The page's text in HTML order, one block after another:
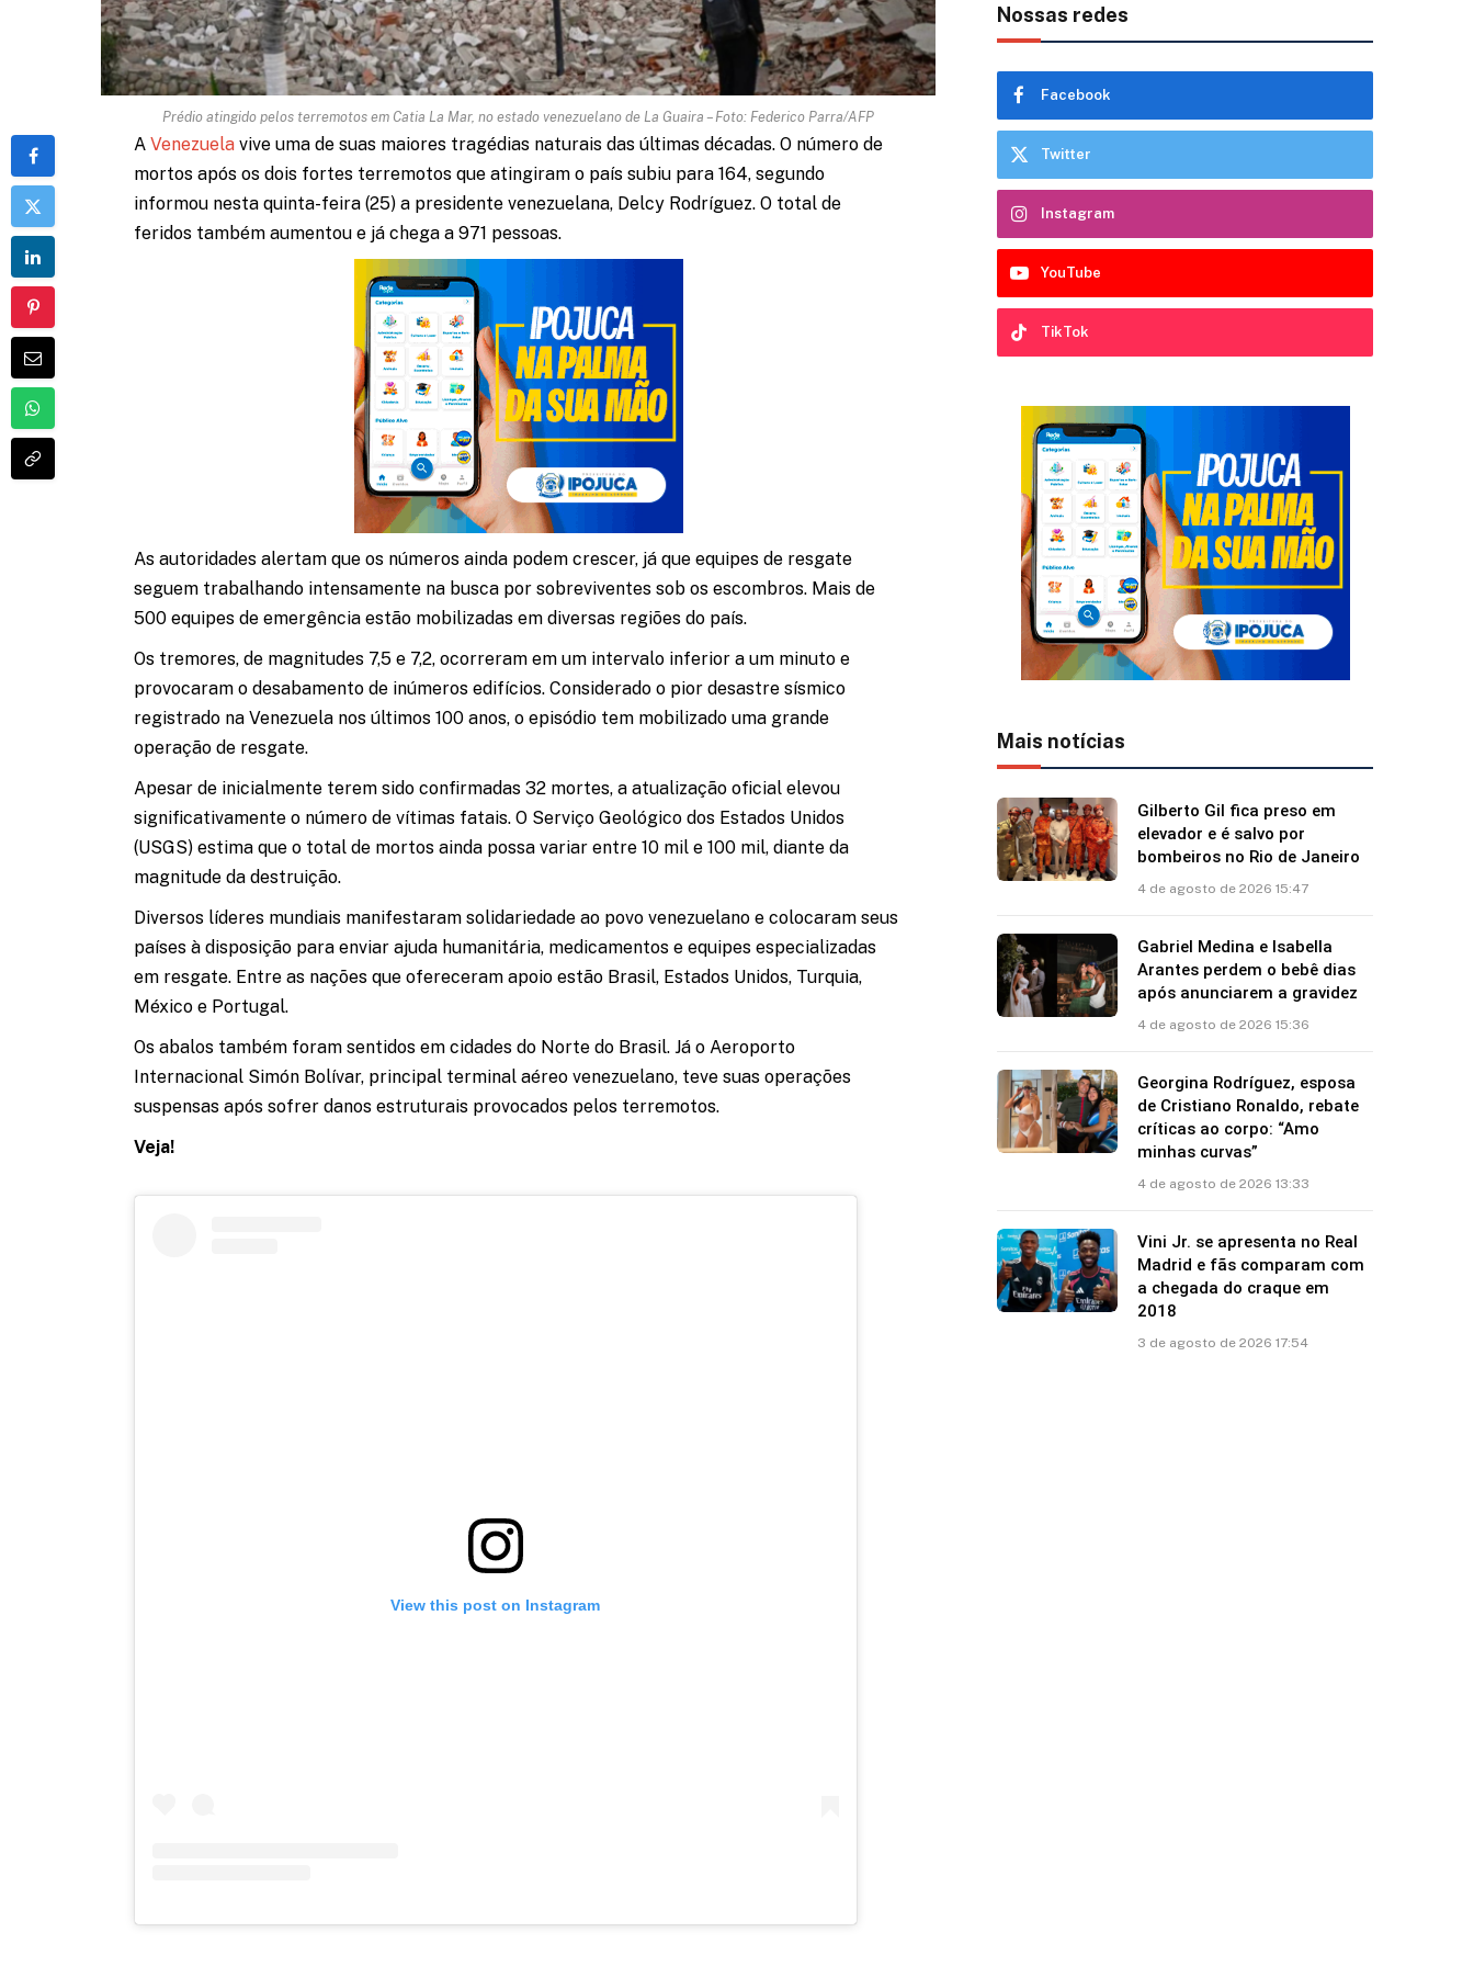
Prédio atingido pelos terremotos em Catia La Mar, no estado venezuelano de La Guaira – Foto: Federico Parra/AFP
A Venezuelavive uma de suas maiores tragédias naturais das últimas décadas. O número de
mortos após os dois fortes terremotos que atingiram o país subiu para 164, segundo
informou nesta quinta-feira (25) a presidente venezuelana, Delcy Rodríguez. O total de
feridos também aumentou e já chega a 971 pessoas.
As autoridades alertam que os números ainda podem crescer, já que equipes de resgate
seguem trabalhando intensamente na busca por sobreviventes sob os escombros. Mais de
500 equipes de emergência estão mobilizadas em diversas regiões do país.
Os tremores, de magnitudes 7,5 e 7,2, ocorreram em um intervalo inferior a um minuto e
provocaram o desabamento de inúmeros edifícios. Considerado o pior desastre sísmico
registrado na Venezuela nos últimos 100 anos, o episódio tem mobilizado uma grande
operação de resgate.
Apesar de inicialmente terem sido confirmadas 32 mortes, a atualização oficial elevou
significativamente o número de vítimas fatais. O Serviço Geológico dos Estados Unidos
(USGS) estima que o total de mortos ainda possa variar entre 10 mil e 100 mil, diante da
magnitude da destruição.
Diversos líderes mundiais manifestaram solidariedade ao povo venezuelano e colocaram seus
países à disposição para enviar ajuda humanitária, medicamentos e equipes especializadas
em resgate. Entre as nações que ofereceram apoio estão Brasil, Estados Unidos, Turquia,
México e Portugal.
Os abalos também foram sentidos em cidades do Norte do Brasil. Já o Aeroporto
Internacional Simón Bolívar, principal terminal aéreo venezuelano, teve suas operações
suspensas após sofrer danos estruturais provocados pelos terremotos.
Veja!
View this post on Instagram
Nossas redes
Facebook
Twitter
Instagram
YouTube
TikTok
Mais notícias
Gilberto Gil fica preso em
elevador e é salvo por
bombeiros no Rio de Janeiro
4 de agosto de 2026 15:47
Gabriel Medina e Isabella
Arantes perdem o bebê dias
após anunciarem a gravidez
4 de agosto de 2026 15:36
Georgina Rodríguez, esposa
de Cristiano Ronaldo, rebate
críticas ao corpo: “Amo
minhas curvas”
4 de agosto de 2026 13:33
Vini Jr. se apresenta no Real
Madrid e fãs comparam com
a chegada do craque em
2018
3 de agosto de 2026 17:54